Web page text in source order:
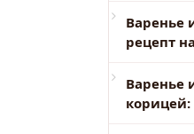
Варенье
рецепт
Варенье